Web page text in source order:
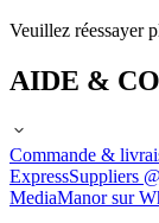
Veuillez réessayer
AIDE &
Commande &
ExpressSuppliers
MediaManor sur